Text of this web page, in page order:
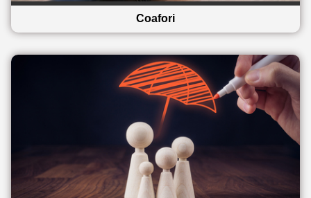
Coafori